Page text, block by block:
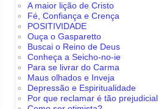
A maior lição de Cristo
Fé, Confiança e Crença
POSITIVIDADE
Ouça o Gasparetto
Buscai o Reino de Deus
Conheça a Seicho-no-ie
Para se livrar do Carma
Maus olhados e Inveja
Depressão e Espiritualidade
Por que reclamar é tão prejudicial